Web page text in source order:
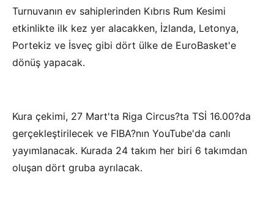
Turnuvanın ev sahiplerinden Kıbrıs Rum Kesimi
etkinlikte ilk kez yer alacakken, İzlanda, Letonya,
Portekiz ve İsveç gibi dört ülke de EuroBasket'e
dönüş yapacak.
Kura çekimi, 27 Mart'ta Riga Circus?ta TSİ 16.00?da
gerçekleştirilecek ve FIBA?nın YouTube'da canlı
yayımlanacak. Kurada 24 takım her biri 6 takımdan
oluşan dört gruba ayrılacak.